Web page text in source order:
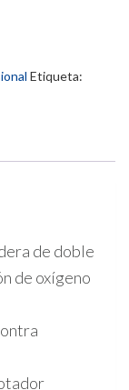
Etiqueta:
de doble
de oxígeno